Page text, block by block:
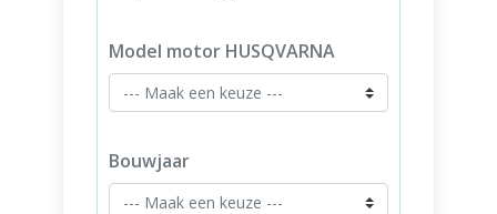
Model motor HUSQVARNA
Bouwjaar